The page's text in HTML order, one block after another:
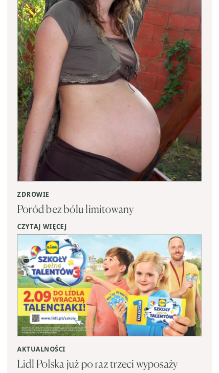
ZDROWIE
Poród bez bólu limitowany
CZYTAJ WIĘCEJ
AKTUALNOŚCI
Lidl Polska już po raz trzeci wyposaży